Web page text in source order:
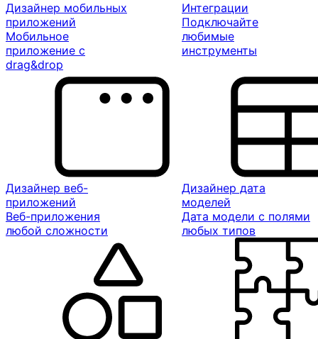
Дизайнер мобильных
приложений
Мобильное
приложение с
drag&drop
Интеграции
Подключайте
любимые
инструменты
Дизайнер веб-
приложений
Веб-приложения
любой сложности
Дизайнер дата
моделей
Дата модели с полями
любых типов